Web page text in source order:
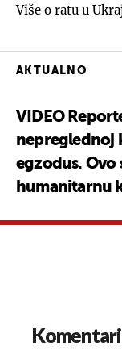
Više o ratu u
AKTUALNO
VIDEO
nepreglednoj
egzodus. Ovo
humanitarnu
Komentari